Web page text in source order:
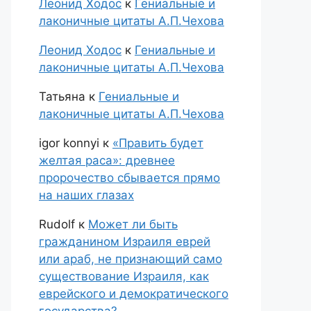
Леонид Ходос к Гениальные и
лаконичные цитаты А.П.Чехова
Леонид Ходос к Гениальные и
лаконичные цитаты А.П.Чехова
Татьяна к Гениальные и
лаконичные цитаты А.П.Чехова
igor konnyi к «Править будет
желтая раса»: древнее
пророчество сбывается прямо
на наших глазах
Rudolf к Может ли быть
гражданином Израиля еврей
или араб, не признающий само
существование Израиля, как
еврейского и демократического